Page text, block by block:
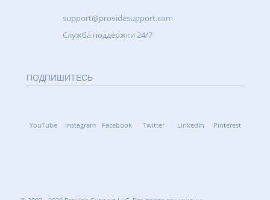
support@providesupport.com
Cлужба поддержки 24/7
ПОДПИШИТЕСЬ
YouTube Instagram Facebook Twitter LinkedIn Pinterest